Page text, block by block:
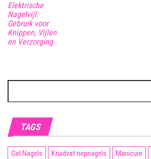
Elektrische
Nagelvijl:
Gebruik voor
Knippen, Vijlen
en Verzorging
naar:
TAGS
Gel Nagels Kruidvat nepnagels Manicure